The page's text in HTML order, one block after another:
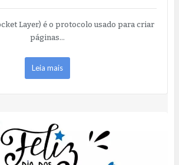
Layer) é o protocolo usado para criar
páginas…
Leia mais